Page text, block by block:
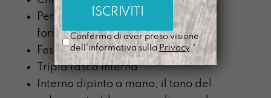
Perfetto per qualsiasi supporto in
formato A5
Fessura per penne
Tripla tasca interna
Interno dipinto a mano, il tono del
Confermo di aver preso visione
dell'informativa sulla Privacy.*